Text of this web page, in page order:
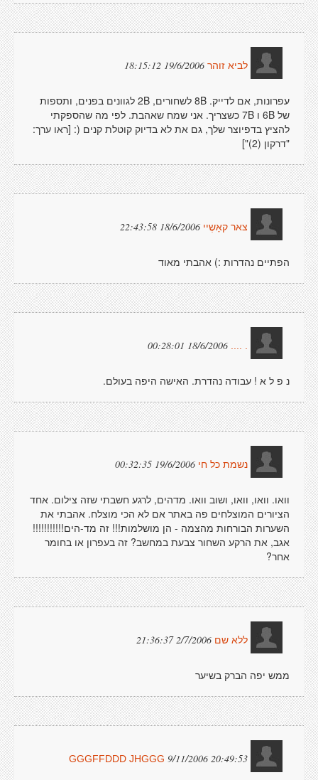
לביא זוהר 19/6/2006 18:15:12
עפרונות, אם לדייק. 8B לשחורים, 2B לגוונים בפנים, ותספות
של 6B ו 7B כשצריך. אני שמח שאהבת. לפי מה שהספקתי
להציץ בדפיוצר שלך, גם את לא בדיוק קוטלת קנים (: [ראו ערך:
"דרקון (2)"]
צאר קאָשֶיי 18/6/2006 22:43:58
הפתיים נהדרות :) אהבתי מאוד
. ....
18/6/2006 00:28:01
נ פ ל א ! עבודה נהדרת. האישה היפה בעולם.
נשמת כל חי 19/6/2006 00:32:35
וואו. וואו, וואו, ושוב וואו. מדהים, לרגע חשבתי שזה צילום. אחד
הציורים המוצלחים פה באתר אם לא הכי מוצלח. אהבתי את
השערות הבורחות מהצמה - הן מושלמות!!! זה מד-הים!!!!!!!!!!!
אגב, את הרקע השחור צבעת במחשב? זה בעפרון או בחומר
אחר?
ללא שם 2/7/2006 21:36:37
ממש יפה הברק בשיער
GGGFFDDD JHGGG 9/11/2006 20:49:53